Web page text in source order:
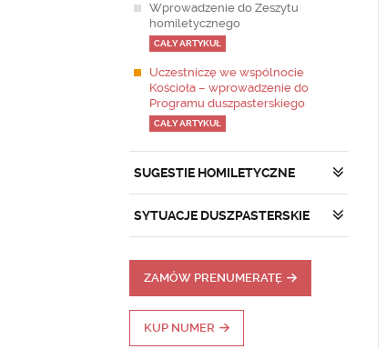
Wprowadzenie do Zeszytu
homiletycznego
CAŁY ARTYKUŁ
Uczestniczę we wspólnocie
Kościoła – wprowadzenie do
Programu duszpasterskiego
CAŁY ARTYKUŁ
SUGESTIE HOMILETYCZNE
SYTUACJE DUSZPASTERSKIE
ZAMÓW PRENUMERATĘ
KUP NUMER